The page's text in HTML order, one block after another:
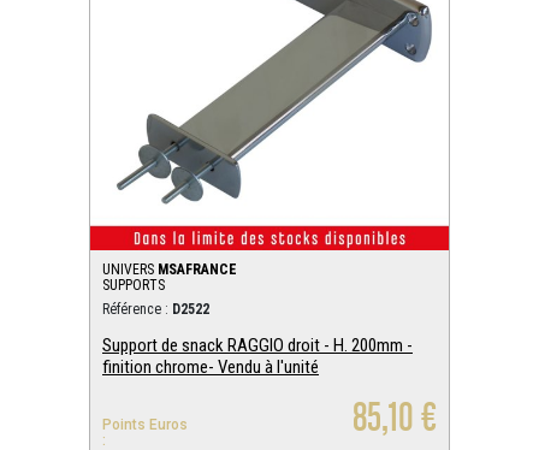
UNIVERS MSAFRANCE
SUPPORTS
Référence : D2522
Support de snack RAGGIO droit - H. 200mm -
finition chrome- Vendu à l'unité
Points Euros
:
85,10 €